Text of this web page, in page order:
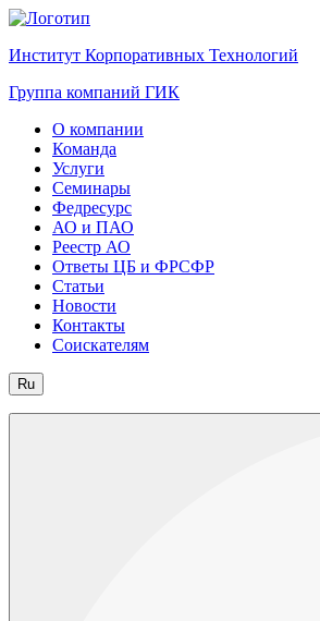
Институт Корпоративных Технологий
Группа компаний ГИК
О компании
Команда
Услуги
Семинары
Федресурс
АО и ПАО
Реестр АО
Ответы ЦБ и ФРСФР
Статьи
Новости
Контакты
Соискателям
Ru